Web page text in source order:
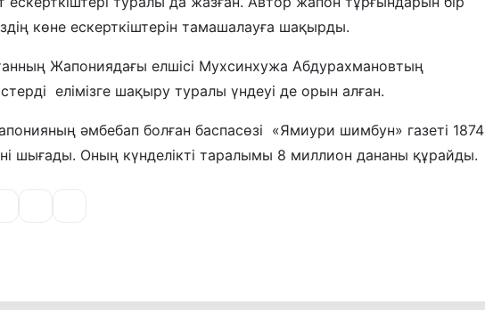
көне ескерткіштерін тамашалауға шақырды.
Жапониядағы елшісі Мухсинхужа Абдурахмановтың
елімізге шақыру туралы үндеуі де орын алған.
әмбебап болған баспасөзі «Ямиури шимбун» газеті 1874
шығады. Оның күнделікті таралымы 8 миллион дананы құрайды.